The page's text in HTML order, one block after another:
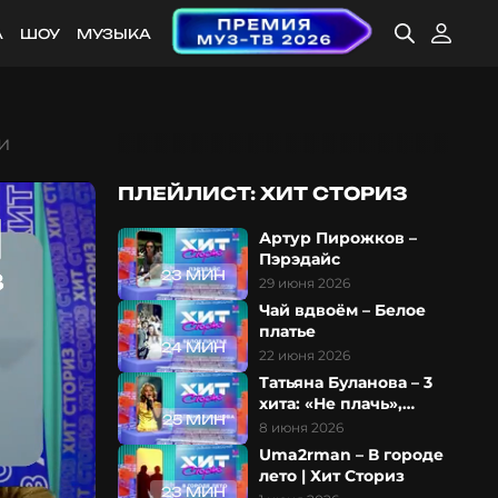
ШОУ МУЗЫКА
ПЛЕЙЛИСТ: ХИТ СТОРИЗ
23 МИН
Артур Пирожков –
Пэрэдайс
29 июня 2026
24 МИН
Чай вдвоём – Белое
платье
22 июня 2026
25 МИН
Татьяна Буланова – 3
хита: «Не плачь»,
«Старшая сестра» и
«Колыбельная»
8 июня 2026
23 МИН
Uma2rman – В городе
лето | Хит Сториз